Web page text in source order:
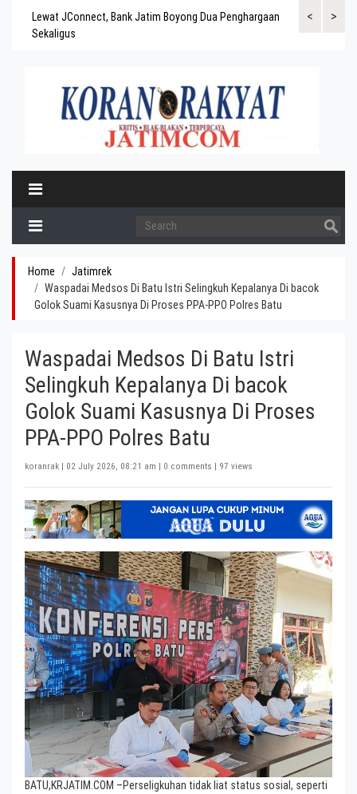
<
Lewat JConnect, Bank Jatim Boyong Dua Penghargaan
Sekaligus
Bank Jatim
>
Home
Jatimrek
Waspadai Medsos Di Batu Istri Selingkuh Kepalanya Di bacok
Golok Suami Kasusnya Di Proses PPA-PPO Polres Batu
Waspadai Medsos Di Batu Istri
Selingkuh Kepalanya Di bacok
Golok Suami Kasusnya Di Proses
PPA-PPO Polres Batu
koranrak | 02 July 2026, 08:21 am | 0 comments | 97 views
BATU,KRJATIM.COM –Perseligkuhan tidak liat status sosial, seperti